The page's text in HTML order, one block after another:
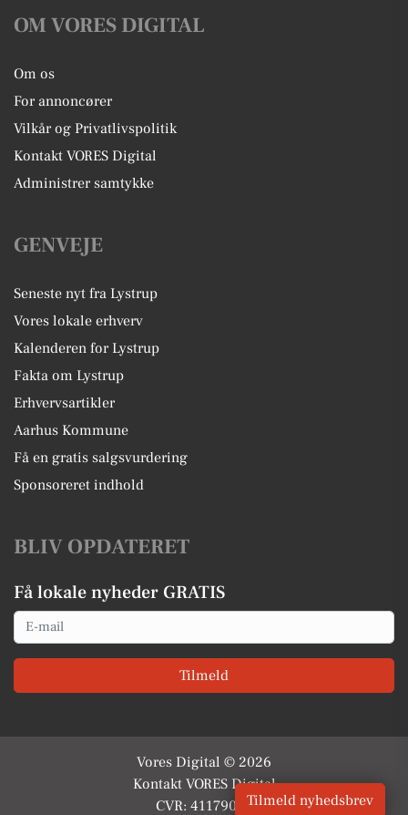
OM VORES DIGITAL
Om os
For annoncører
Vilkår og Privatlivspolitik
Kontakt VORES Digital
Administrer samtykke
GENVEJE
Seneste nyt fra Lystrup
Vores lokale erhverv
Kalenderen for Lystrup
Fakta om Lystrup
Erhvervsartikler
Aarhus Kommune
Få en gratis salgsvurdering
Sponsoreret indhold
BLIV OPDATERET
Få lokale nyheder GRATIS
Email
Tilmeld
Vores Digital © 2026
Kontakt VORES Digital
CVR: 41179082Tilmeld nyhedsbrev